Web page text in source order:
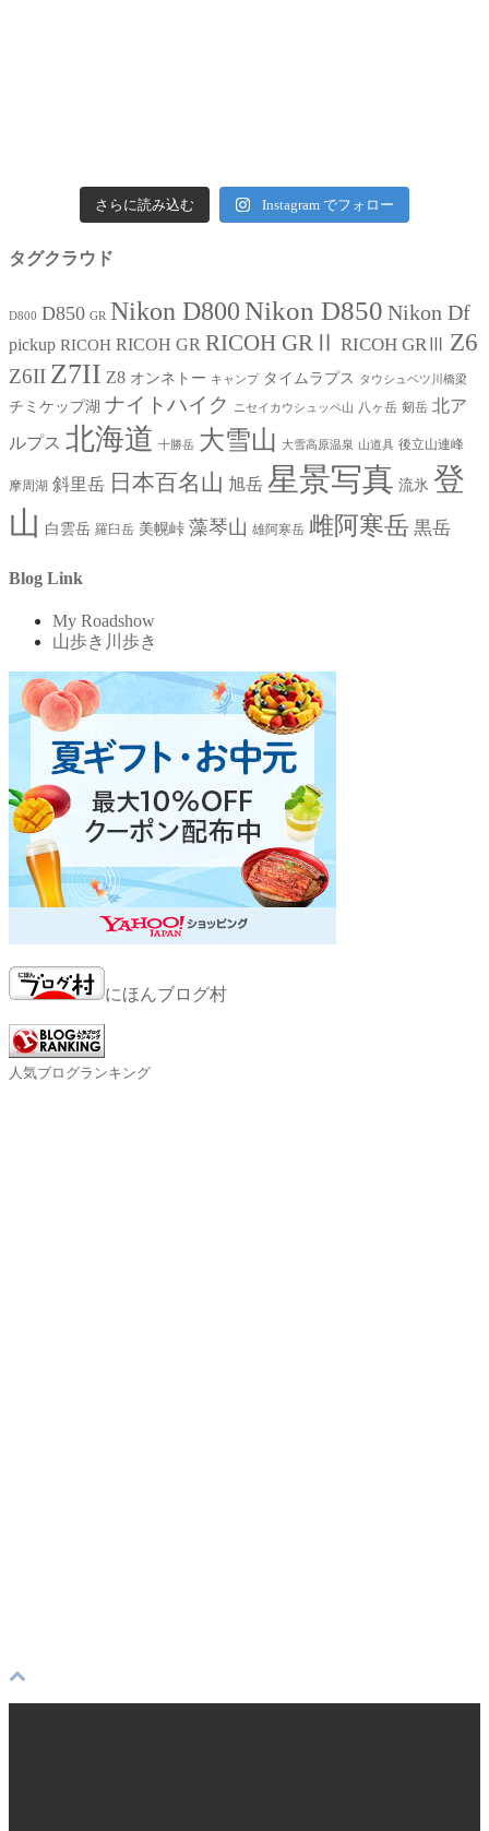
さらに読み込む Instagram でフォロー
タグクラウド
D800 D850 GR Nikon D800Nikon D850 Nikon Df
pickup RICOH RICOH GR RICOH GRⅡ RICOH GRⅢ Z6
Z6II Z7II Z8 オンネトー キャンプ タイムラプス タウシュベツ川橋梁
チミケップ湖 ナイトハイク ニセイカウシュッペ山 八ヶ岳 剱岳 北ア
ルプス 北海道 十勝岳 大雪山 大雪高原温泉 山道具 後立山連峰
摩周湖 斜里岳 日本百名山 旭岳 星景写真 流氷 登
山 白雲岳 羅臼岳 美幌峠 藻琴山 雄阿寒岳 雌阿寒岳 黒岳
Blog Link
My Roadshow
山歩き川歩き
にほんブログ村
人気ブログランキング